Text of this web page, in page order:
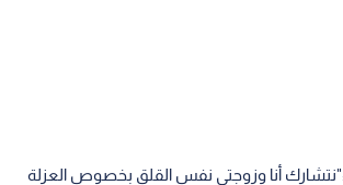
أنا وزوجتي نفس القلق بخصوص العزلة